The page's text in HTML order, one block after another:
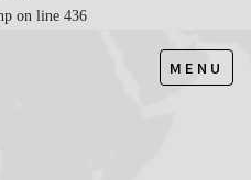
on line 436
MENU